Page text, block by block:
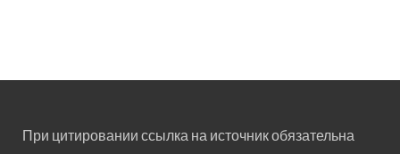
При цитировании ссылка на источник обязательна